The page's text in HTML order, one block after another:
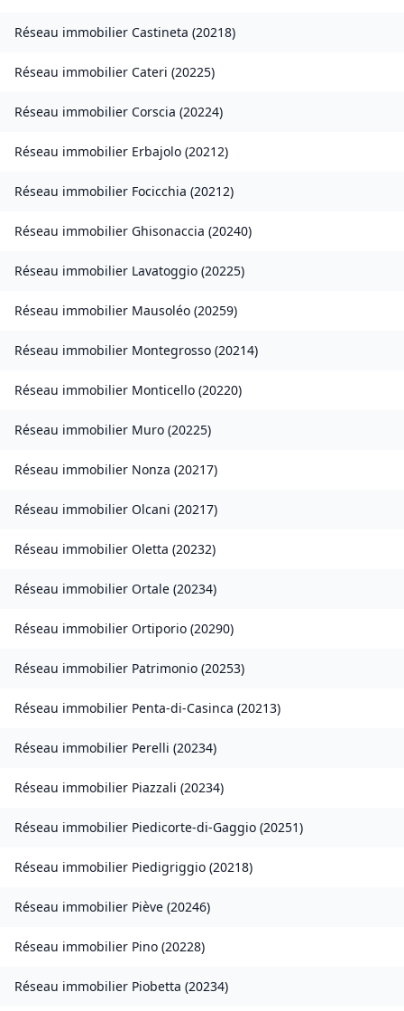
Réseau immobilier Castineta (20218)
Réseau immobilier Cateri (20225)
Réseau immobilier Corscia (20224)
Réseau immobilier Erbajolo (20212)
Réseau immobilier Focicchia (20212)
Réseau immobilier Ghisonaccia (20240)
Réseau immobilier Lavatoggio (20225)
Réseau immobilier Mausoléo (20259)
Réseau immobilier Montegrosso (20214)
Réseau immobilier Monticello (20220)
Réseau immobilier Muro (20225)
Réseau immobilier Nonza (20217)
Réseau immobilier Olcani (20217)
Réseau immobilier Oletta (20232)
Réseau immobilier Ortale (20234)
Réseau immobilier Ortiporio (20290)
Réseau immobilier Patrimonio (20253)
Réseau immobilier Penta-di-Casinca (20213)
Réseau immobilier Perelli (20234)
Réseau immobilier Piazzali (20234)
Réseau immobilier Piedicorte-di-Gaggio (20251)
Réseau immobilier Piedigriggio (20218)
Réseau immobilier Piève (20246)
Réseau immobilier Pino (20228)
Réseau immobilier Piobetta (20234)